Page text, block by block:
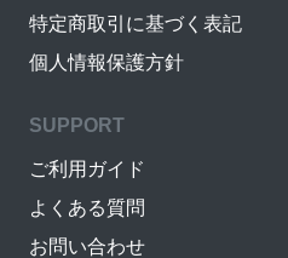
特定商取引に基づく表記
個人情報保護方針
SUPPORT
ご利用ガイド
よくある質問
お問い合わせ